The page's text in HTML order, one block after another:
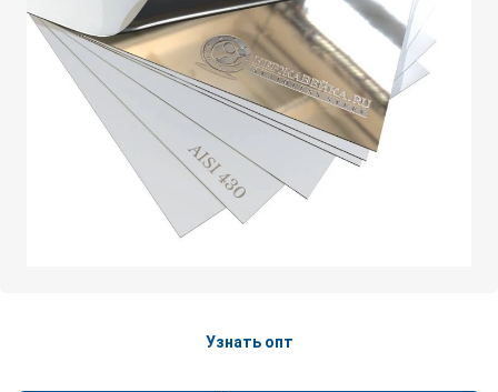
Узнать опт